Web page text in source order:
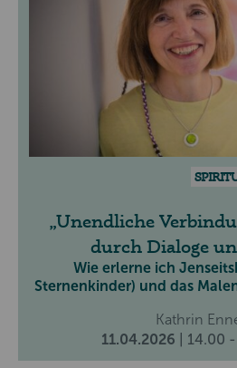
Unendliche
durch Dialoge
Wie erlerne ich
Sternenkinder) und das
Kathrin
11.04.2026
| 14.00